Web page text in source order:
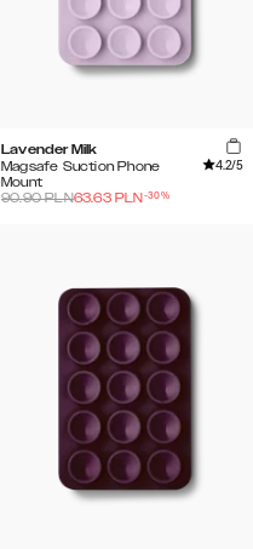
Lavender Milk
Magsafe Suction Phone
Mount
4.2/5
90.90PLN63.63 PLN-30%